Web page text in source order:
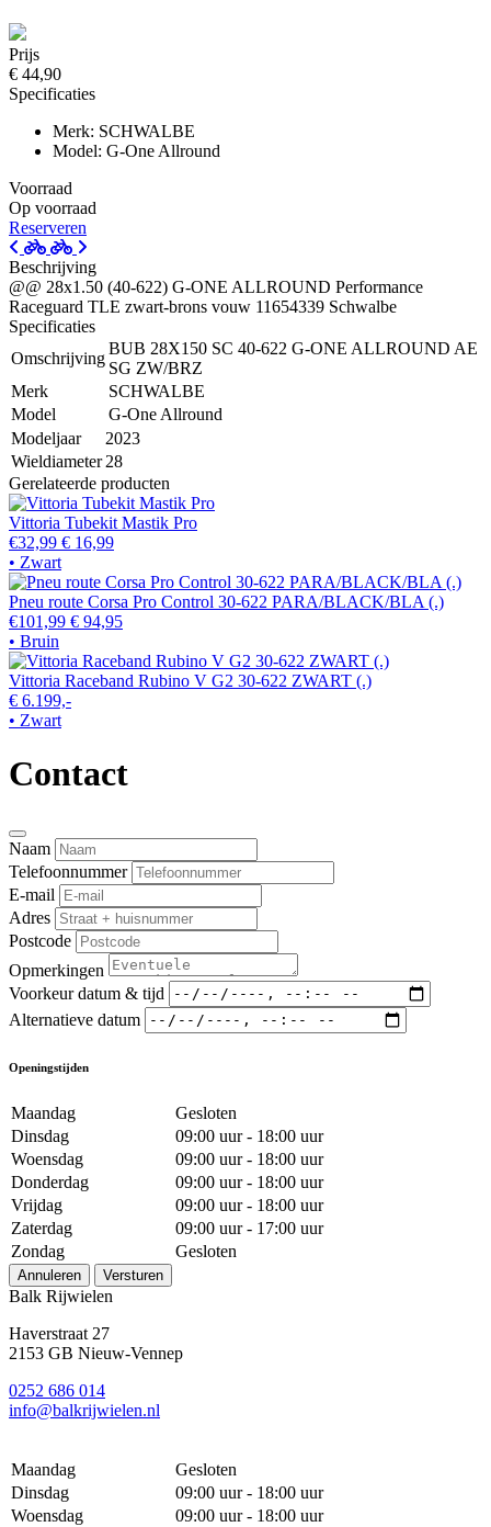
Prijs
€ 44,90
Specificaties
Merk: SCHWALBE
Model: G-One Allround
Voorraad
Op voorraad
Reserveren
Beschrijving
@@ 28x1.50 (40-622) G-ONE ALLROUND Performance
Raceguard TLE zwart-brons vouw 11654339 Schwalbe
Specificaties
Omschrijving
BUB 28X150 SC 40-622 G-ONE ALLROUND AE
SG ZW/BRZ
Merk
SCHWALBE
Model
G-One Allround
Modeljaar
2023
Wieldiameter 28
Gerelateerde producten
Vittoria Tubekit Mastik Pro
€32,99 € 16,99
• Zwart
Pneu route Corsa Pro Control 30-622 PARA/BLACK/BLA (.)
€101,99 € 94,95
• Bruin
Vittoria Raceband Rubino V G2 30-622 ZWART (.)
€ 6.199,-
• Zwart
Contact
Naam
Telefoonnummer
E-mail
Adres
Postcode
Opmerkingen
Voorkeur datum & tijd
Alternatieve datum
Openingstijden
Maandag
Gesloten
Dinsdag
09:00 uur - 18:00 uur
Woensdag
09:00 uur - 18:00 uur
Donderdag
09:00 uur - 18:00 uur
Vrijdag
09:00 uur - 18:00 uur
Zaterdag
09:00 uur - 17:00 uur
Zondag
Gesloten
Annuleren Versturen
Balk Rijwielen
Haverstraat 27
2153 GB Nieuw-Vennep
0252 686 014
info@balkrijwielen.nl
Maandag
Gesloten
Dinsdag
09:00 uur - 18:00 uur
Woensdag
09:00 uur - 18:00 uur